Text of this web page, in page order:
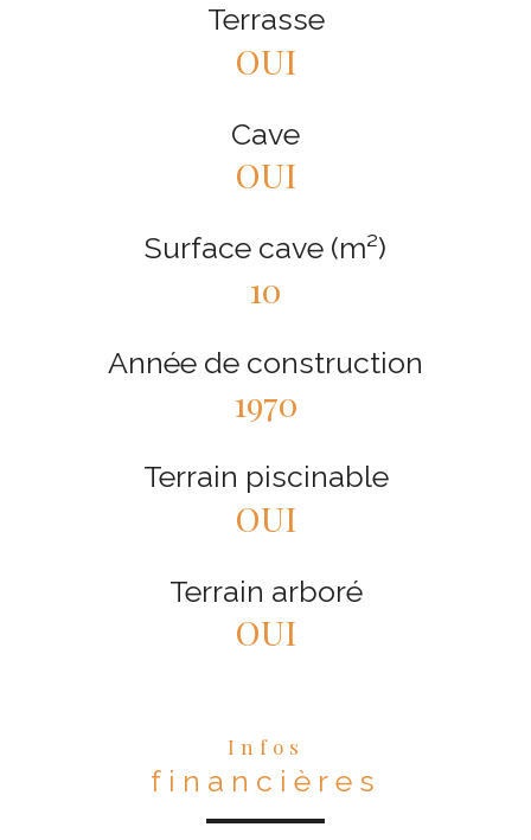
Terrasse
OUI
Cave
OUI
Surface cave (m²)
10
Année de construction
1970
Terrain piscinable
OUI
Terrain arboré
OUI
Infos
financières